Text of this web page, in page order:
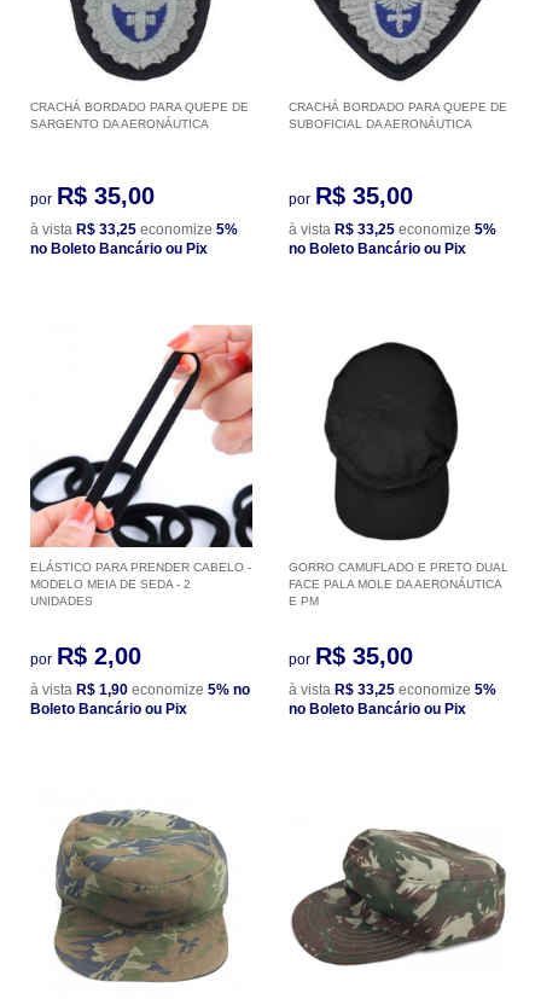
CRACHÁ BORDADO PARA QUEPE DE
SARGENTO DA AERONÁUTICA
por R$ 35,00
à vista R$ 33,25 economize 5%
no Boleto Bancário ou Pix
CRACHÁ BORDADO PARA QUEPE DE
SUBOFICIAL DA AERONÁUTICA
por R$ 35,00
à vista R$ 33,25 economize 5%
no Boleto Bancário ou Pix
ELÁSTICO PARA PRENDER CABELO -
MODELO MEIA DE SEDA - 2
UNIDADES
por R$ 2,00
à vista R$ 1,90 economize 5% no
Boleto Bancário ou Pix
GORRO CAMUFLADO E PRETO DUAL
FACE PALA MOLE DA AERONÁUTICA
E PM
por R$ 35,00
à vista R$ 33,25 economize 5%
no Boleto Bancário ou Pix